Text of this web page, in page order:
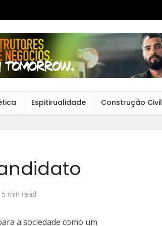
Espitirualidade Construção Civil
5 min read
a sociedade como um